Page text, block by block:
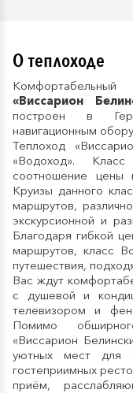
О теплоходе
«Виссарион
построен в
навигационным
Теплоход
«Водоход».
соотношение цены
Круизы данного
маршрутов,
экскурсионной и
Благодаря гибкой
маршрутов, класс
путешествия,
Вас ждут
с душевой и
телевизором и
Помимо
«Виссарион
уютных мест для
гостеприимных
приём,